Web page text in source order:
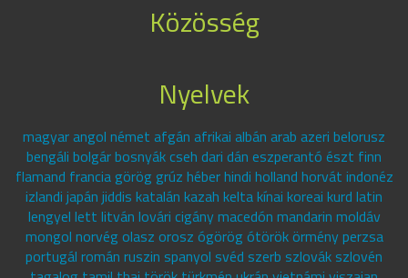
Közösség
Nyelvek
magyar angol német afgán afrikai albán arab azeri belorusz
bengáli bolgár bosnyák cseh dari dán eszperantó észt finn
flamand francia görög grúz héber hindi holland horvát indonéz
izlandi japán jiddis katalán kazah kelta kínai koreai kurd latin
lengyel lett litván lovári cigány macedón mandarin moldáv
mongol norvég olasz orosz ógörög ótörök örmény perzsa
portugál román ruszin spanyol svéd szerb szlovák szlovén